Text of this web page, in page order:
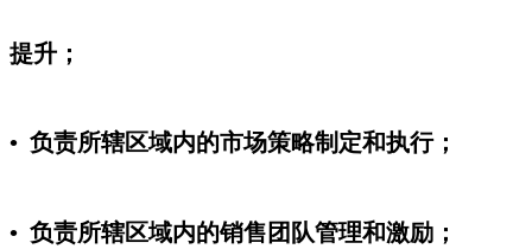
提升；
• 负责所辖区域内的市场策略制定和执行；
• 负责所辖区域内的销售团队管理和激励；